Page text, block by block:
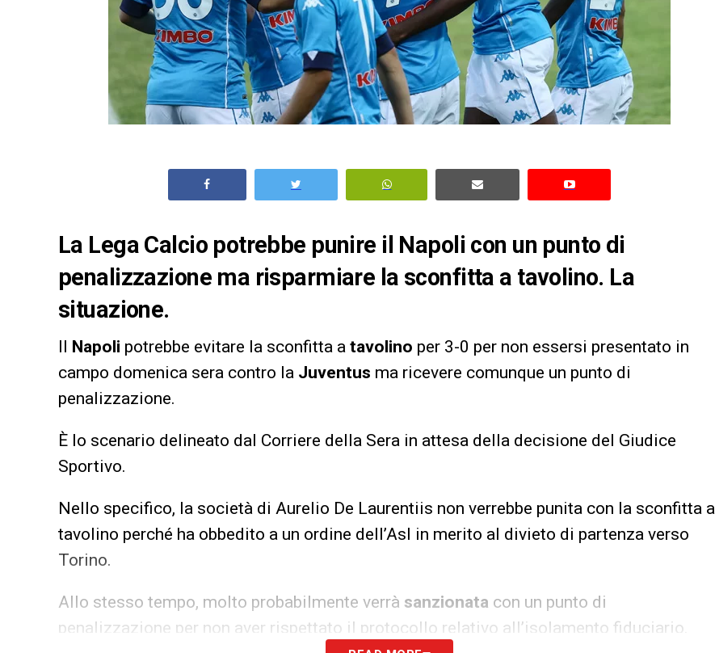
La Lega Calcio potrebbe punire il Napoli con un punto di
penalizzazione ma risparmiare la sconfitta a tavolino. La
situazione.
Il Napoli potrebbe evitare la sconfitta a tavolino per 3-0 per non essersi presentato in
campo domenica sera contro la Juventus ma ricevere comunque un punto di
penalizzazione.
È lo scenario delineato dal Corriere della Sera in attesa della decisione del Giudice
Sportivo.
Nello specifico, la società di Aurelio De Laurentiis non verrebbe punita con la sconfitta a
tavolino perché ha obbedito a un ordine dell’Asl in merito al divieto di partenza verso
Torino.
Allo stesso tempo, molto probabilmente verrà sanzionata con un punto di
penalizzazione per non aver rispettato il protocollo relativo all’isolamento fiduciario.